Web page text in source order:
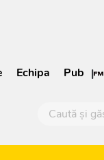
Echipa Pub |